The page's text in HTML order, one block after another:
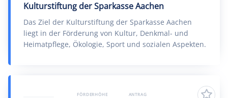
Kulturstiftung der Sparkasse Aachen
Das Ziel der Kulturstiftung der Sparkasse Aachen
liegt in der Förderung von Kultur, Denkmal- und
Heimatpflege, Ökologie, Sport und sozialen Aspekten.
FÖRDERHÖHE ANTRAG